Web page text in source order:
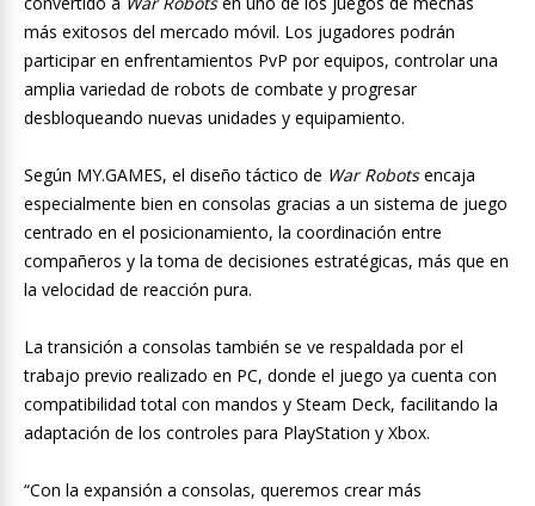
más exitosos del mercado móvil. Los jugadores podrán
participar en enfrentamientos PvP por equipos, controlar una
amplia variedad de robots de combate y progresar
desbloqueando nuevas unidades y equipamiento.
Según MY.GAMES, el diseño táctico de War Robotsencaja
especialmente bien en consolas gracias a un sistema de juego
centrado en el posicionamiento, la coordinación entre
compañeros y la toma de decisiones estratégicas, más que en
la velocidad de reacción pura.
La transición a consolas también se ve respaldada por el
trabajo previo realizado en PC, donde el juego ya cuenta con
compatibilidad total con mandos y Steam Deck, facilitando la
adaptación de los controles para PlayStation y Xbox.
“Con la expansión a consolas, queremos crear más